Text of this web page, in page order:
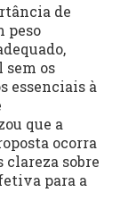
de
peso
sem os
essenciais à
que a
ocorra
clareza sobre
para a